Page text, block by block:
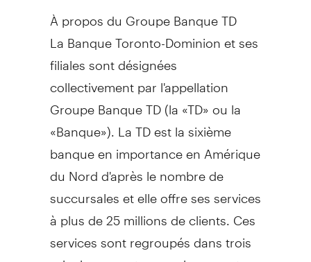
À propos du Groupe Banque TD
La Banque Toronto-Dominion et ses
filiales sont désignées
collectivement par l'appellation
Groupe Banque TD (la «TD» ou la
«Banque»). La TD est la sixième
banque en importance en Amérique
du Nord d'après le nombre de
succursales et elle offre ses services
à plus de 25 millions de clients. Ces
services sont regroupés dans trois